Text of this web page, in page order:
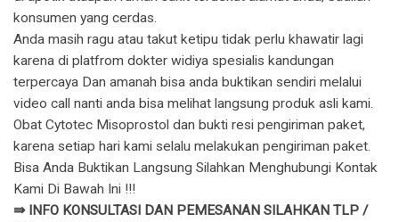
konsumen yang cerdas.
Anda masih ragu atau takut ketipu tidak perlu khawatir lagi
karena di platfrom dokter widiya spesialis kandungan
terpercaya Dan amanah bisa anda buktikan sendiri melalui
video call nanti anda bisa melihat langsung produk asli kami.
Obat Cytotec Misoprostol dan bukti resi pengiriman paket,
karena setiap hari kami selalu melakukan pengiriman paket.
Bisa Anda Buktikan Langsung Silahkan Menghubungi Kontak
Kami Di Bawah Ini !!!
⇛ INFO KONSULTASI DAN PEMESANAN SILAHKAN TLP /